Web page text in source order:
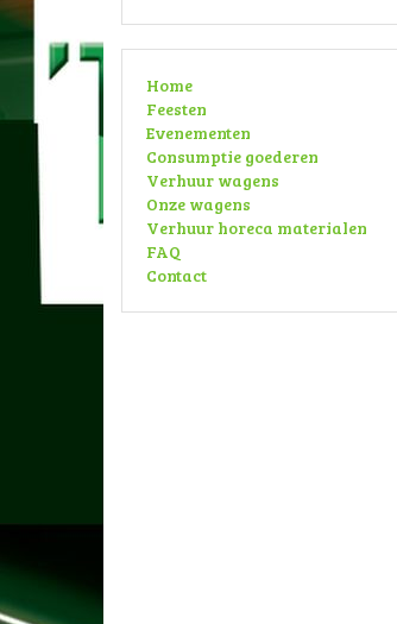
Home
Feesten
Evenementen
Consumptie goederen
Verhuur wagens
Onze wagens
Verhuur horeca materialen
FAQ
Contact